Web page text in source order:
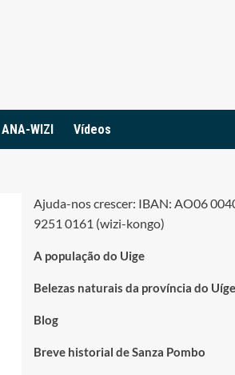
ANA-WIZI Vídeos
Ajuda-nos crescer: IBAN: AO06
9251 0161 (wizi-kongo)
A população do Uige
Belezas naturais da província do Uíge
Blog
Breve historial de Sanza Pombo